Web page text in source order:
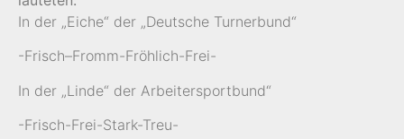
In der „Eiche“ der „Deutsche Turnerbund“
-Frisch–Fromm-Fröhlich-Frei-
In der „Linde“ der Arbeitersportbund“
-Frisch-Frei-Stark-Treu-